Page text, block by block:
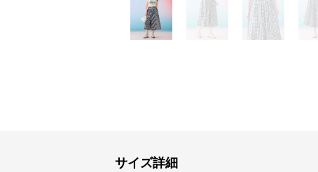
サイズ詳細